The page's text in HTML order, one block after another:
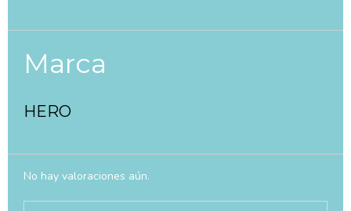
Marca
HERO
No hay valoraciones aún.